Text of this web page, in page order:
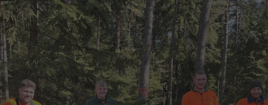
Direkt
zum
Inhalt
Direkt
zum
Footer
Hauptnavigation